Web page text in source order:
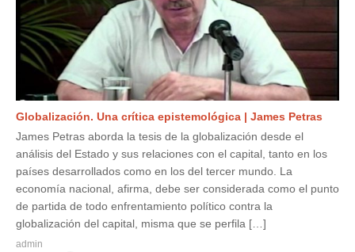
Globalización. Una crítica epistemológica | James Petras
James Petras aborda la tesis de la globalización desde el
análisis del Estado y sus relaciones con el capital, tanto en los
países desarrollados como en los del tercer mundo. La
economía nacional, afirma, debe ser considerada como el punto
de partida de todo enfrentamiento político contra la
globalización del capital, misma que se perfila […]
admin